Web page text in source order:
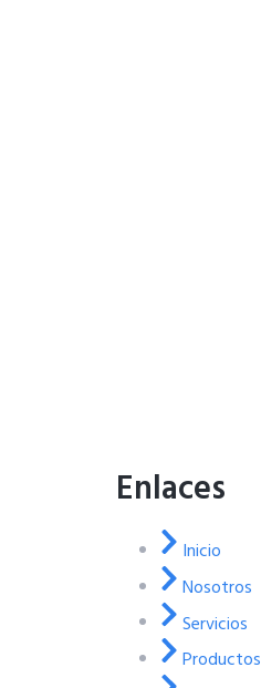
Enlaces
Inicio
Nosotros
Servicios
Productos